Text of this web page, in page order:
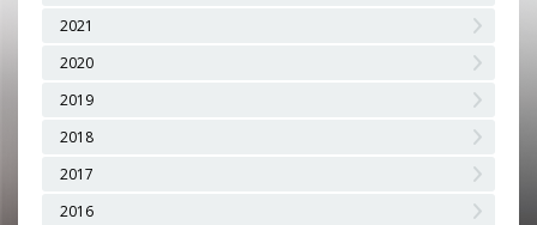
2021
2020
2019
2018
2017
2016